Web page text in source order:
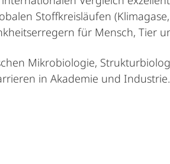
Stoffkreisläufen
für Mensch, Tier
Mikrobiologie,
in Akademie und